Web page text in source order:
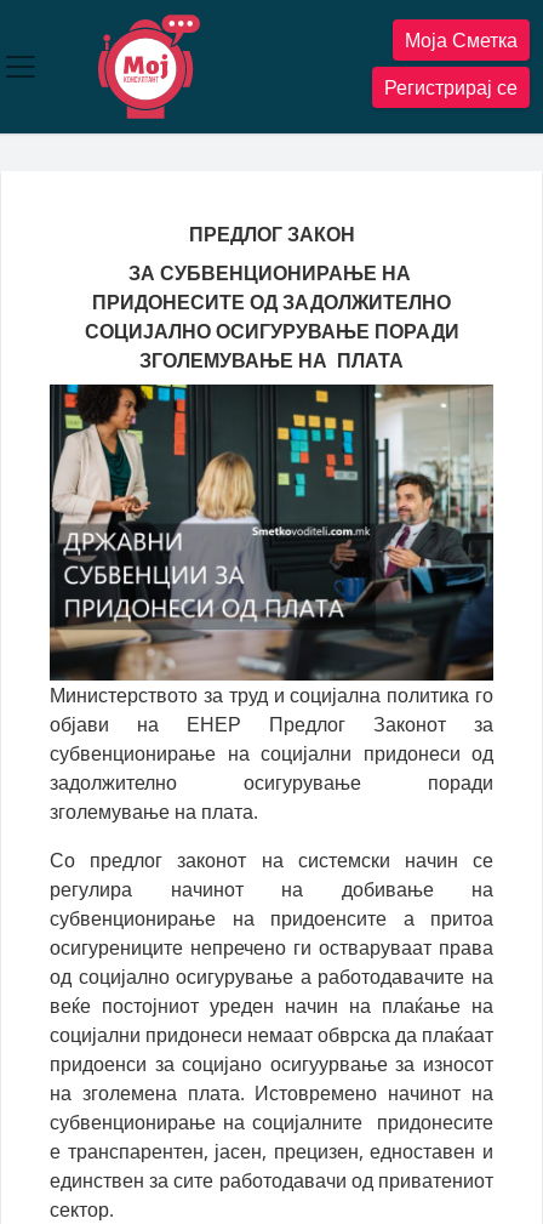
содржината
Моја Сметка
Регистрирај се
ПРЕДЛОГ ЗАКОН
ЗА СУБВЕНЦИОНИРАЊЕ НА
ПРИДОНЕСИТЕ ОД ЗАДОЛЖИТЕЛНО
СОЦИЈАЛНО ОСИГУРУВАЊЕ ПОРАДИ
ЗГОЛЕМУВАЊЕ НА ПЛАТА
Министерството за труд и социјална политика го
објави на ЕНЕР Предлог Законот за
субвенционирање на социјални придонеси од
задолжително осигурување поради
зголемување на плата.
Со предлог законот на системски начин се
регулира начинот на добивање на
субвенционирање на придоенсите а притоа
осигурениците непречено ги остваруваат права
од социјално осигурување а работодавачите на
веќе постојниот уреден начин на плаќање на
социјални придонеси немаат обврска да плаќаат
придоенси за социјано осигуурвање за износот
на зголемена плата. Истовремено начинот на
субвенционирање на социјалните придонесите
е транспарентен, јасен, прецизен, едноставен и
единствен за сите работодавачи од приватениот
сектор.